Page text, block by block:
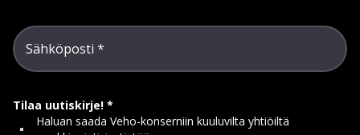
Sähköposti
Tilaa uutiskirje!
Haluan saada Veho-konserniin kuuluvilta yhtiöiltä